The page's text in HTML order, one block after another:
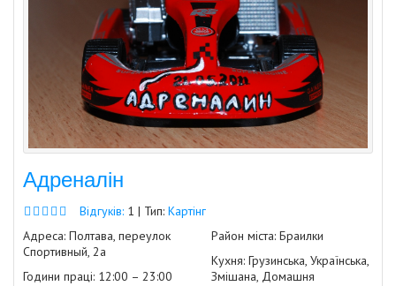
Адреналін
Відгуків: 1 | Тип: Картінг
Адреса: Полтава, переулок
Спортивный, 2а
Години праці: 12:00 – 23:00
Район міста: Браилки
Кухня: Грузинська, Українська,
Змішана, Домашня